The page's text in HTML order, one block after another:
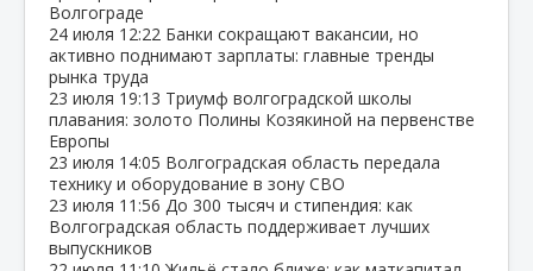
Волгограде
24 июля 12:22 Банки сокращают вакансии, но
активно поднимают зарплаты: главные тренды
рынка труда
23 июля 19:13 Триумф волгоградской школы
плавания: золото Полины Козякиной на первенстве
Европы
23 июля 14:05 Волгоградская область передала
технику и оборудование в зону СВО
23 июля 11:56 До 300 тысяч и стипендия: как
Волгоградская область поддерживает лучших
выпускников